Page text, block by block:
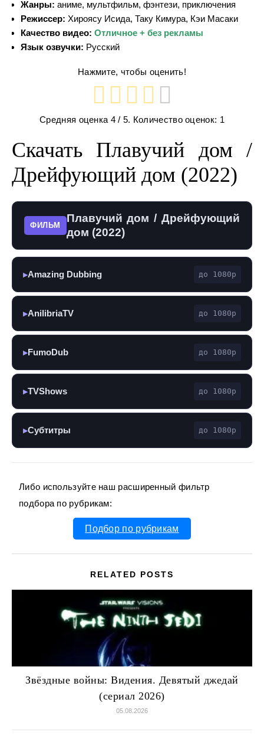
Жанры: аниме, мультфильм, фэнтези, приключения
Режиссер: Хироясу Исида, Таку Кимура, Кэи Масаки
Качество видео: Отличное + без рекламы
Язык озвучки: Русский
Нажмите, чтобы оценить!
Средняя оценка 4 / 5. Количество оценок: 1
Скачать Плавучий дом /
Дрейфующий дом (2022)
ФИЛЬМ
Плавучий дом / Дрейфующий
дом (2022)
▶Amazing Dubbing до 1080p
▶AnilibriaTV до 1080p
▶ FumoDub до 1080p
▶TVShows до 1080p
▶Субтитры до 1080p
Либо используйте наш расширенный фильтр
подбора по рубрикам:
Подбор по рубрикам
RELATED POSTS
Звёздные войны: Видения. Девятый джедай
(сериал 2026)
05.08.2026